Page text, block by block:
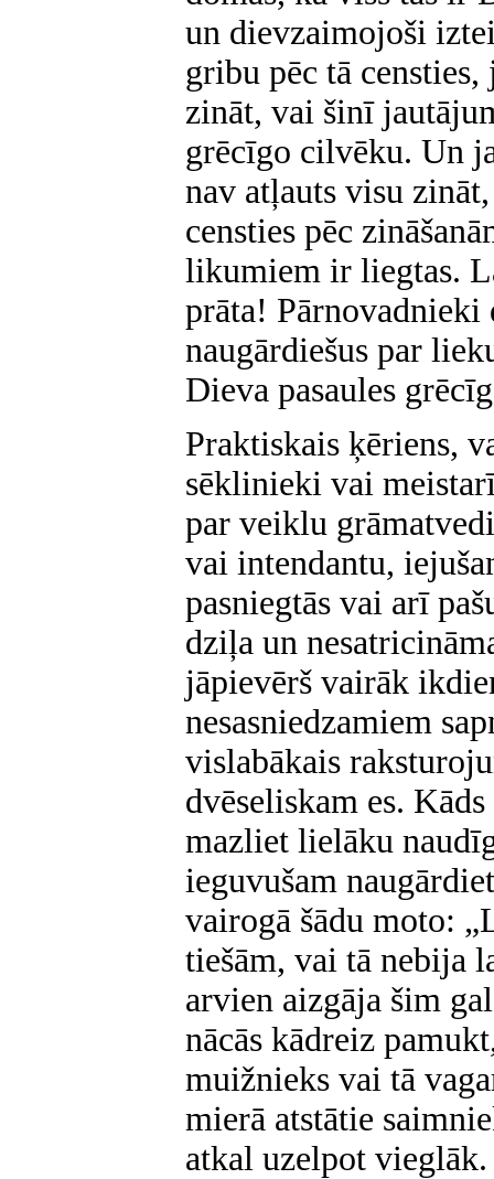
un dievzaimojoši
gribu pēc tā
zināt, vai šinī
grēcīgo cilvēku. Un
nav atļauts visu
censties pēc
likumiem ir liegtas.
prāta!
naugārdiešus par
Dieva pasaules
Praktiskais ķēriens,
sēklinieki vai
par veiklu
vai intendantu,
pasniegtās vai arī
dziļa un
jāpievērš vairāk
nesasniedzamiem
vislabākais
dvēseliskam es.
mazliet lielāku
ieguvušam
vairogā šādu moto:
tiešām, vai tā nebija
arvien aizgāja šim
nācās kādreiz
muižnieks vai tā
mierā atstātie
atkal uzelpot vieglāk.